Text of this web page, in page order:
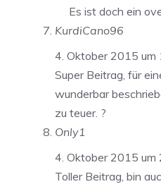
Es ist doch ein
KurdiCano96
4. Oktober 2015 um
Super Beitrag, für
wunderbar
zu teuer. ?
Only1
4. Oktober 2015 um
Toller Beitrag, bin